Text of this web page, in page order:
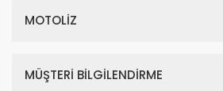
MOTOLİZ
MÜŞTERİ BİLGİLENDİRME